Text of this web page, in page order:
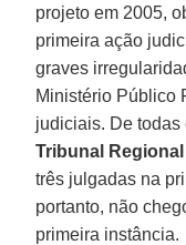
projeto em 2005,
primeira ação
graves
Ministério Público
judiciais. De
Tribunal
três julgadas na
portanto, não
primeira instância.